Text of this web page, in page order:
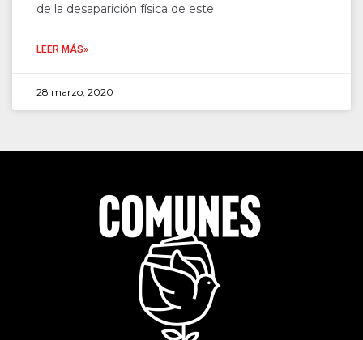
de la desaparición física de este
LEER MÁS»
28 marzo, 2020